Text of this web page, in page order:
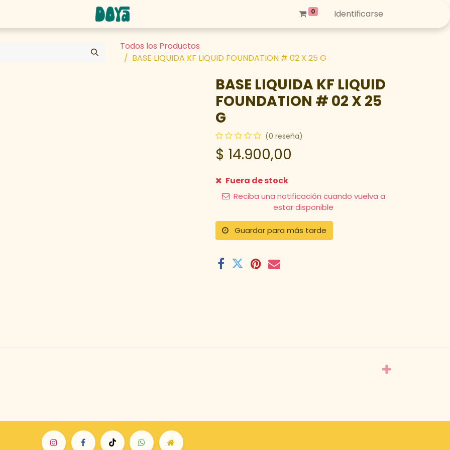
0 Identificarse
Todos los Productos
BASE LIQUIDA KF LIQUID FOUNDATION # 02 X 25 G
BASE LIQUIDA KF LIQUID
FOUNDATION # 02 X 25
G
(0 reseña)
$ 14.900,00
Fuera de stock
Reciba una notificación cuando vuelva a
estar disponible
Guardar para más tarde